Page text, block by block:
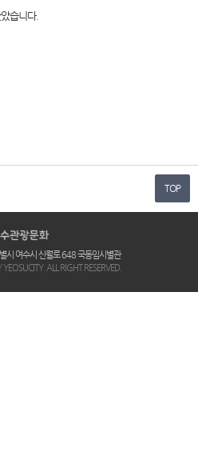
습니다.
TOP
시 여수시 신월로 648 국동임시별관
ALL RIGHT RESERVED.